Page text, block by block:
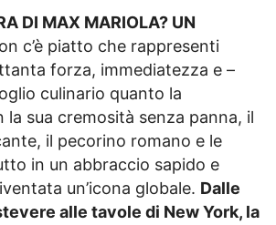
DI MAX MARIOLA? UN
c’è piatto che rappresenti
forza, immediatezza e –
culinario quanto la
la sua cremosità senza panna, il
il pecorino romano e le
in un abbraccio sapido e
un’icona globale. Dalle
alle tavole di New York, la